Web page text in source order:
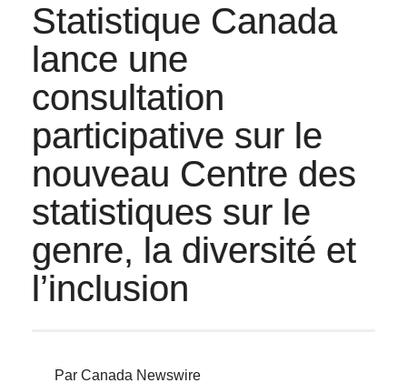
Statistique Canada
lance une
consultation
participative sur le
nouveau Centre des
statistiques sur le
genre, la diversité et
l’inclusion
Par Canada Newswire